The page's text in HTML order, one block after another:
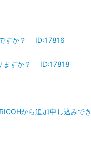
ですか？ ID:17816
ますか？ ID:17818
から追加申し込みでき